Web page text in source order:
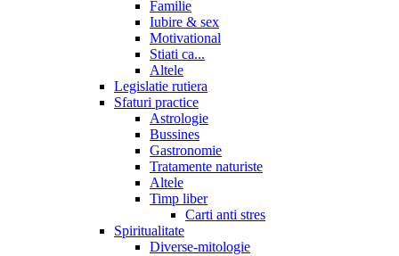
Familie
Iubire & sex
Motivational
Stiati ca...
Altele
Legislatie rutiera
Sfaturi practice
Astrologie
Bussines
Gastronomie
Tratamente naturiste
Altele
Timp liber
Carti anti stres
Spiritualitate
Diverse-mitologie